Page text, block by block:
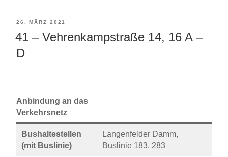
VERÖFFENTLICHT
AM
26. MÄRZ 2021
41 – Vehrenkampstraße 14, 16 A –
D
Anbindung an das
Verkehrsnetz
Bushaltestellen
(mit Buslinie)
Langenfelder Damm,
Buslinie 183, 283